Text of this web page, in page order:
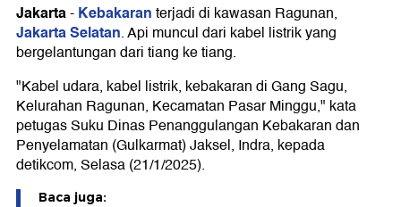
Jakarta-Kebakaranterjadi di kawasan Ragunan,
Jakarta Selatan. Api muncul dari kabel listrik yang
bergelantungan dari tiang ke tiang.
"Kabel udara, kabel listrik, kebakaran di Gang Sagu,
Kelurahan Ragunan, Kecamatan Pasar Minggu," kata
petugas Suku Dinas Penanggulangan Kebakaran dan
Penyelamatan (Gulkarmat) Jaksel, Indra, kepada
detikcom, Selasa (21/1/2025).
Baca juga: